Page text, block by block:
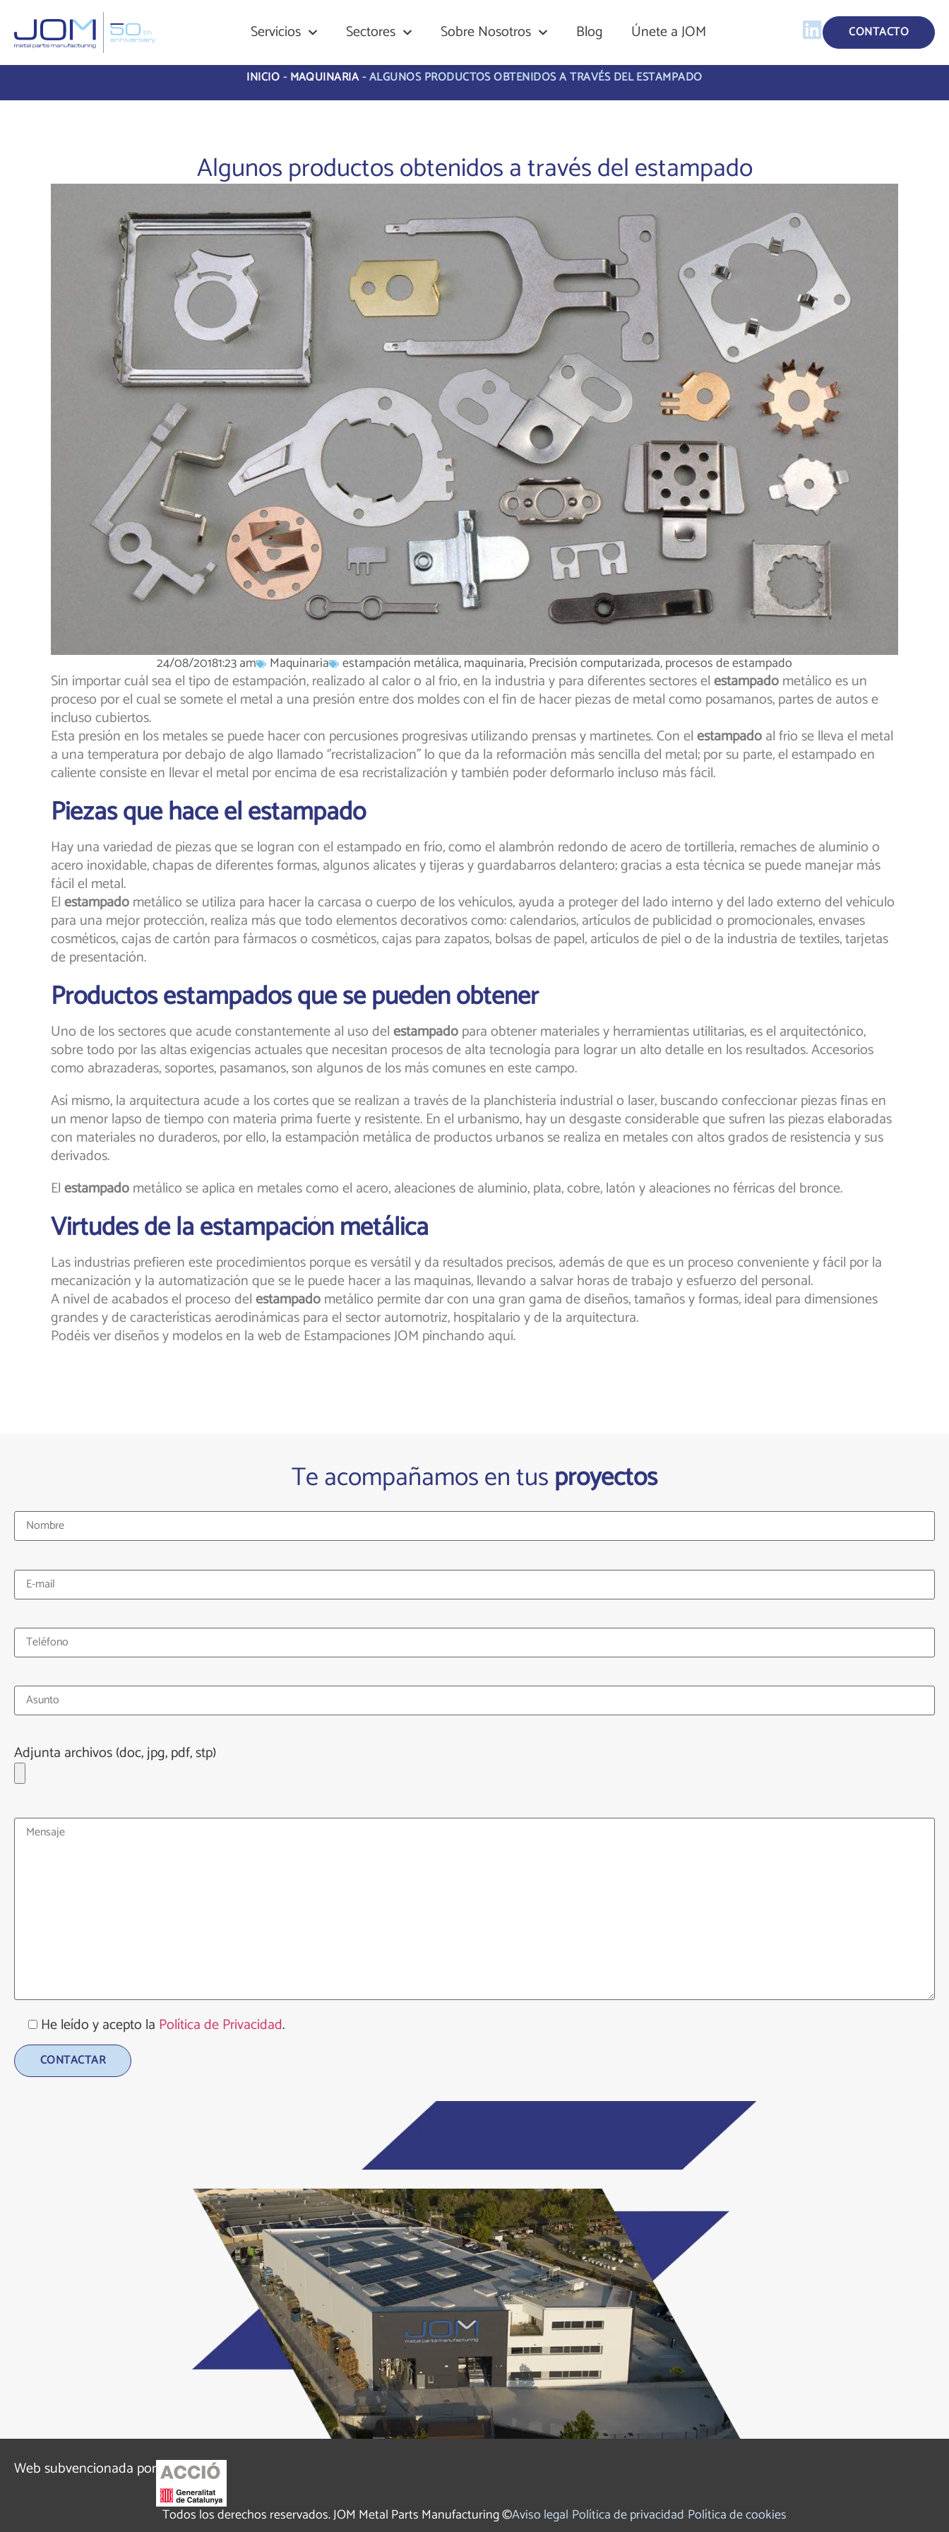
Servicios Sectores Sobre Nosotros Blog Únete a JOM CONTACTO
INICIO-MAQUINARIA-ALGUNOS PRODUCTOS OBTENIDOS A TRAVÉS DEL ESTAMPADO
Algunos productos obtenidos a través del estampado
24/08/20181:23 am Maquinaria estampación metálica,maquinaria,Precisión computarizada,procesos de estampado
Sin importar cuál sea el tipo de estampación, realizado al calor o al frio, en la industria y para diferentes sectores elestampadometálico es un
proceso por el cual se somete el metal a una presión entre dos moldes con el fin de hacer piezas de metal como posamanos, partes de autos e
incluso cubiertos.
Esta presión en los metales se puede hacer con percusiones progresivas utilizando prensas y martinetes. Con elestampadoal frio se lleva el metal
a una temperatura por debajo de algo llamado ‘’recristalizacion’’ lo que da la reformación más sencilla del metal; por su parte, el estampado en
caliente consiste en llevar el metal por encima de esa recristalización y también poder deformarlo incluso más fácil.
Piezas que hace el estampado
Hay una variedad de piezas que se logran con el estampado en frío, como el alambrón redondo de acero de tortillería, remaches de aluminio o
acero inoxidable, chapas de diferentes formas, algunos alicates y tijeras y guardabarros delantero; gracias a esta técnica se puede manejar más
fácil el metal.
Elestampadometálico se utiliza para hacer la carcasa o cuerpo de los vehículos, ayuda a proteger del lado interno y del lado externo del vehículo
para una mejor protección, realiza más que todo elementos decorativos como: calendarios, artículos de publicidad o promocionales, envases
cosméticos, cajas de cartón para fármacos o cosméticos, cajas para zapatos, bolsas de papel, artículos de piel o de la industria de textiles, tarjetas
de presentación.
Productos estampados que se pueden obtener
Uno de los sectores que acude constantemente al uso delestampadopara obtener materiales y herramientas utilitarias, es el arquitectónico,
sobre todo por las altas exigencias actuales que necesitan procesos de alta tecnología para lograr un alto detalle en los resultados. Accesorios
como abrazaderas, soportes, pasamanos, son algunos de los más comunes en este campo.
Así mismo, la arquitectura acude a los cortes que se realizan a través de la planchistería industrial o laser, buscando confeccionar piezas finas en
un menor lapso de tiempo con materia prima fuerte y resistente. En el urbanismo, hay un desgaste considerable que sufren las piezas elaboradas
con materiales no duraderos, por ello, la estampación metálica de productos urbanos se realiza en metales con altos grados de resistencia y sus
derivados.
Elestampadometálico se aplica en metales como el acero, aleaciones de aluminio, plata, cobre, latón y aleaciones no férricas del bronce.
Virtudes de la estampación metálica
Las industrias prefieren este procedimientos porque es versátil y da resultados precisos, además de que es un proceso conveniente y fácil por la
mecanización y la automatización que se le puede hacer a las maquinas, llevando a salvar horas de trabajo y esfuerzo del personal.
A nivel de acabados el proceso delestampadometálico permite dar con una gran gama de diseños, tamaños y formas, ideal para dimensiones
grandes y de características aerodinámicas para el sector automotriz, hospitalario y de la arquitectura.
Podéis ver diseños y modelos en la web de Estampaciones JOM pinchando aquí.
Te acompañamos en tusproyectos
Adjunta archivos (doc, jpg, pdf, stp)
He leído y acepto la Política de Privacidad.
Web subvencionada por
Todos los derechos reservados. JOM Metal Parts Manufacturing ©Aviso legal Política de privacidad Política de cookies